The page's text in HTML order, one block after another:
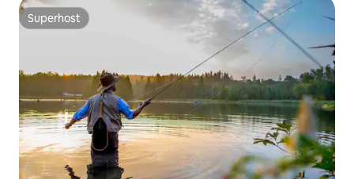
Superhost
Superhost